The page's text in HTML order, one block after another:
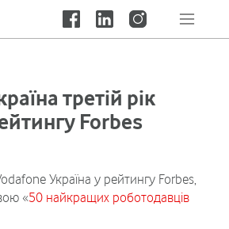
третій рік
Forbes
Україна у рейтингу Forbes,
«50 найкращих роботодавців